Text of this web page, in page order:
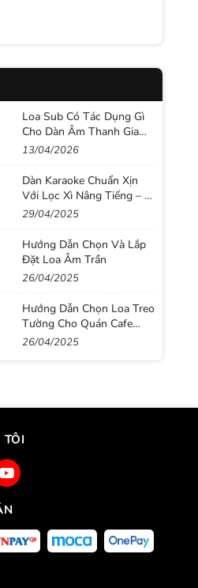
Loa Sub Có Tác Dụng Gì
Cho Dàn Âm Thanh Gia
Đình? Bí Quyết Để "Nâng
Thanh Cho Dàn Loa Gia
Đình
13/04/2026
Dàn Karaoke Chuẩn Xịn
Với Lọc Xì Nâng Tiếng – Bí
Quyết Cho Giọng Hát Bay
29/04/2025
Hướng Dẫn Chọn Và Lắp
Đặt Loa Âm Trần
26/04/2025
Hướng Dẫn Chọn Loa Treo
Tường Cho Quán Cafe
Ngoài Trời: Vừa Đẹp, Vừa
26/04/2025
TÔI